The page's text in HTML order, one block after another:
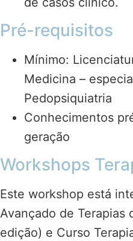
Pré-requisitos
Mínimo:
Medicina –
Pedopsiquiatria
Conhecimentos
geração
Workshops
Este workshop está
Avançado de Terapias
edição) e Curso